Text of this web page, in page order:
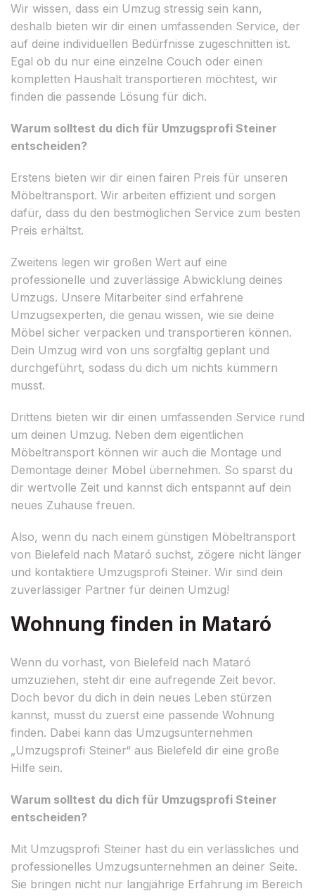
Wir wissen, dass ein Umzug stressig sein kann,
deshalb bieten wir dir einen umfassenden Service, der
auf deine individuellen Bedürfnisse zugeschnitten ist.
Egal ob du nur eine einzelne Couch oder einen
kompletten Haushalt transportieren möchtest, wir
finden die passende Lösung für dich.
Warum solltest du dich für Umzugsprofi Steiner
entscheiden?
Erstens bieten wir dir einen fairen Preis für unseren
Möbeltransport. Wir arbeiten effizient und sorgen
dafür, dass du den bestmöglichen Service zum besten
Preis erhältst.
Zweitens legen wir großen Wert auf eine
professionelle und zuverlässige Abwicklung deines
Umzugs. Unsere Mitarbeiter sind erfahrene
Umzugsexperten, die genau wissen, wie sie deine
Möbel sicher verpacken und transportieren können.
Dein Umzug wird von uns sorgfältig geplant und
durchgeführt, sodass du dich um nichts kümmern
musst.
Drittens bieten wir dir einen umfassenden Service rund
um deinen Umzug. Neben dem eigentlichen
Möbeltransport können wir auch die Montage und
Demontage deiner Möbel übernehmen. So sparst du
dir wertvolle Zeit und kannst dich entspannt auf dein
neues Zuhause freuen.
Also, wenn du nach einem günstigen Möbeltransport
von Bielefeld nach Mataró suchst, zögere nicht länger
und kontaktiere Umzugsprofi Steiner. Wir sind dein
zuverlässiger Partner für deinen Umzug!
Wohnung finden in Mataró
Wenn du vorhast, von Bielefeld nach Mataró
umzuziehen, steht dir eine aufregende Zeit bevor.
Doch bevor du dich in dein neues Leben stürzen
kannst, musst du zuerst eine passende Wohnung
finden. Dabei kann das Umzugsunternehmen
„Umzugsprofi Steiner“ aus Bielefeld dir eine große
Hilfe sein.
Warum solltest du dich für Umzugsprofi Steiner
entscheiden?
Mit Umzugsprofi Steiner hast du ein verlässliches und
professionelles Umzugsunternehmen an deiner Seite.
Sie bringen nicht nur langjährige Erfahrung im Bereich